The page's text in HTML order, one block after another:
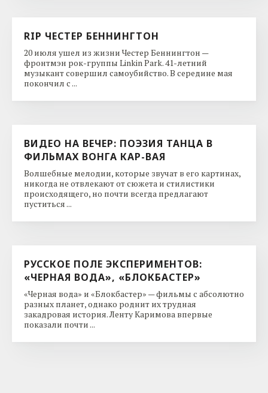
RIP ЧЕСТЕР БЕННИНГТОН
20 июля ушел из жизни Честер Беннингтон —
фронтмэн рок-группы Linkin Park. 41-летний
музыкант совершил самоубийство. В середине мая
покончил с ...
ВИДЕО НА ВЕЧЕР: ПОЭЗИЯ ТАНЦА В
ФИЛЬМАХ ВОНГА КАР-ВАЯ
Волшебные мелодии, которые звучат в его картинах,
никогда не отвлекают от сюжета и стилистики
происходящего, но почти всегда предлагают
пуститься ...
РУССКОЕ ПОЛЕ ЭКСПЕРИМЕНТОВ:
«ЧЕРНАЯ ВОДА», «БЛОКБАСТЕР»
«Черная вода» и «Блокбастер» — фильмы с абсолютно
разных планет, однако роднит их трудная
закадровая история. Ленту Каримова впервые
показали почти ...